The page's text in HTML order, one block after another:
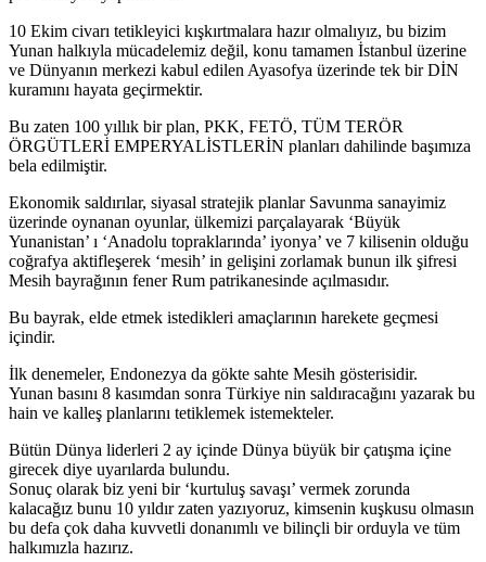
10 Ekim civarı tetikleyici kışkırtmalara hazır olmalıyız, bu bizim
Yunan halkıyla mücadelemiz değil, konu tamamen İstanbul üzerine
ve Dünyanın merkezi kabul edilen Ayasofya üzerinde tek bir DİN
kuramını hayata geçirmektir.
Bu zaten 100 yıllık bir plan, PKK, FETÖ, TÜM TERÖR
ÖRGÜTLERİ EMPERYALİSTLERİN planları dahilinde başımıza
bela edilmiştir.
Ekonomik saldırılar, siyasal stratejik planlar Savunma sanayimiz
üzerinde oynanan oyunlar, ülkemizi parçalayarak ‘Büyük
Yunanistan’ ı ‘Anadolu topraklarında’ iyonya’ ve 7 kilisenin olduğu
coğrafya aktifleşerek ‘mesih’ in gelişini zorlamak bunun ilk şifresi
Mesih bayrağının fener Rum patrikanesinde açılmasıdır.
Bu bayrak, elde etmek istedikleri amaçlarının harekete geçmesi
içindir.
İlk denemeler, Endonezya da gökte sahte Mesih gösterisidir.
Yunan basını 8 kasımdan sonra Türkiye nin saldıracağını yazarak bu
hain ve kalleş planlarını tetiklemek istemekteler.
Bütün Dünya liderleri 2 ay içinde Dünya büyük bir çatışma içine
girecek diye uyarılarda bulundu.
Sonuç olarak biz yeni bir ‘kurtuluş savaşı’ vermek zorunda
kalacağız bunu 10 yıldır zaten yazıyoruz, kimsenin kuşkusu olmasın
bu defa çok daha kuvvetli donanımlı ve bilinçli bir orduyla ve tüm
halkımızla hazırız.